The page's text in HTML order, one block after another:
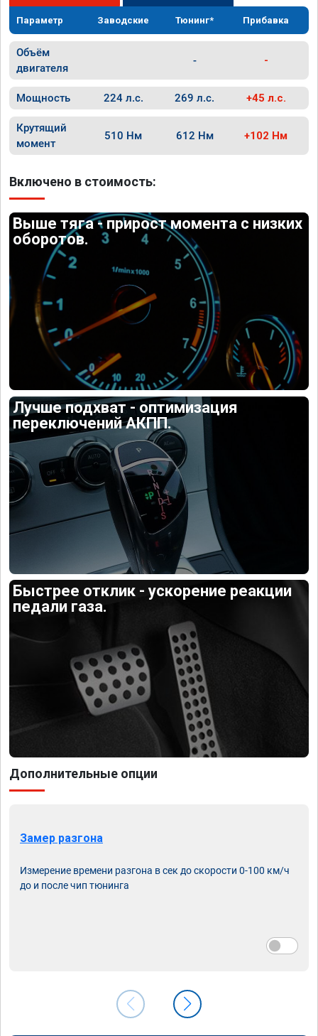
Параметр Заводские Тюнинг* Прибавка
Объём
двигателя
- -
Мощность 224 л.с. 269 л.с. +45 л.с.
Крутящий
момент
510 Нм 612 Нм +102 Нм
Включено в стоимость:
Выше тяга - прирост момента с низких
оборотов.
Лучше подхват - оптимизация
переключений АКПП.
Быстрее отклик - ускорение реакции
педали газа.
Дополнительные опции
Замер разгона
Измерение времени разгона в сек до скорости 0-100 км/ч
до и после чип тюнинга